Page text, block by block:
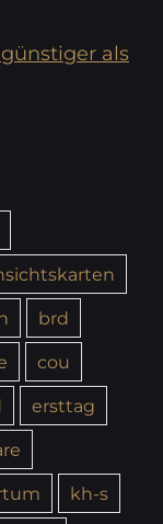
als
brd
cou
ersttag
kh-s